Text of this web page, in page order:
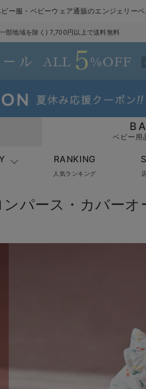
ー服・ベビーウェア通販のエンジェリーベ
部地域を除く) 7,700円以上で送料無料
ベビー用
RANKING
人気ランキング
ンパース・カバー